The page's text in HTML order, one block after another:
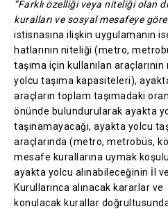
“Farklı özelliği veya niteliği olan
kuralları ve sosyal mesafeye göre
istisnasına ilişkin uygulamanın
hatlarının niteliği (metro,
taşıma için kullanılan
yolcu taşıma kapasiteleri),
araçların toplam taşımadaki
önünde bulundurularak ayakta
taşınamayacağı, ayakta yolcu
araçlarında (metro, metrobüs,
mesafe kurallarına uymak
ayakta yolcu alınabileceğinin İl ve
Kurullarınca alınacak kararlar ve
konulacak kurallar